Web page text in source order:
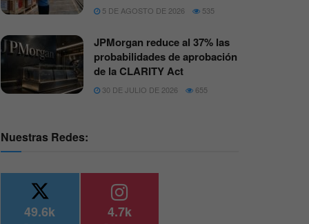
5 DE AGOSTO DE 2026 535
JPMorgan reduce al 37% las
probabilidades de aprobación
de la CLARITY Act
30 DE JULIO DE 2026 655
Nuestras Redes:
49.6k 4.7k